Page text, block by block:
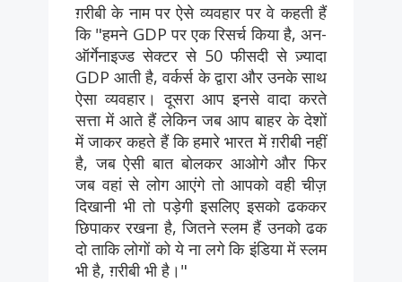
ग़रीबी के नाम पर ऐसे व्यवहार पर वे कहती हैं
कि "हमने GDP पर एक रिसर्च किया है, अन-
ऑर्गेनाइज्ड सेक्टर से 50 फीसदी से ज़्यादा
GDP आती है, वर्कर्स के द्वारा और उनके साथ
ऐसा व्यवहार। दूसरा आप इनसे वादा करते
सत्ता में आते हैं लेकिन जब आप बाहर के देशों
में जाकर कहते हैं कि हमारे भारत में ग़रीबी नहीं
है, जब ऐसी बात बोलकर आओगे और फिर
जब वहां से लोग आएंगे तो आपको वही चीज़
दिखानी भी तो पड़ेगी इसलिए इसको ढककर
छिपाकर रखना है, जितने स्लम हैं उनको ढक
दो ताकि लोगों को ये ना लगे कि इंडिया में स्लम
भी है, ग़रीबी भी है।"